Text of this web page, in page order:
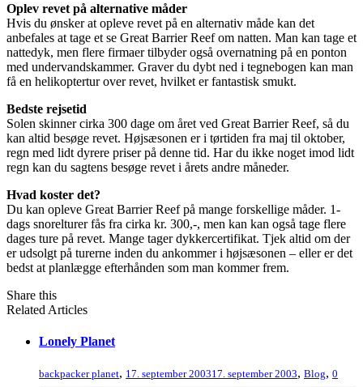
Oplev revet på alternative måder
Hvis du ønsker at opleve revet på en alternativ måde kan det
anbefales at tage et se Great Barrier Reef om natten. Man kan tage et
nattedyk, men flere firmaer tilbyder også overnatning på en ponton
med undervandskammer. Graver du dybt ned i tegnebogen kan man
få en helikoptertur over revet, hvilket er fantastisk smukt.
Bedste rejsetid
Solen skinner cirka 300 dage om året ved Great Barrier Reef, så du
kan altid besøge revet. Højsæsonen er i tørtiden fra maj til oktober,
regn med lidt dyrere priser på denne tid. Har du ikke noget imod lidt
regn kan du sagtens besøge revet i årets andre måneder.
Hvad koster det?
Du kan opleve Great Barrier Reef på mange forskellige måder. 1-
dags snorelturer fås fra cirka kr. 300,-, men kan kan også tage flere
dages ture på revet. Mange tager dykkercertifikat. Tjek altid om der
er udsolgt på turerne inden du ankommer i højsæsonen – eller er det
bedst at planlægge efterhånden som man kommer frem.
Share this
Related Articles
Lonely Planet
backpacker planet, 17. september 200317. september 2003, Blog, 0